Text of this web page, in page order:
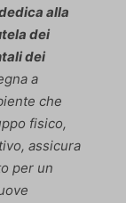
alla
dei
dei
a
che
fisico,
assicura
per un